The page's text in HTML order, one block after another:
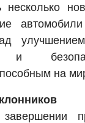
несколько
и
на